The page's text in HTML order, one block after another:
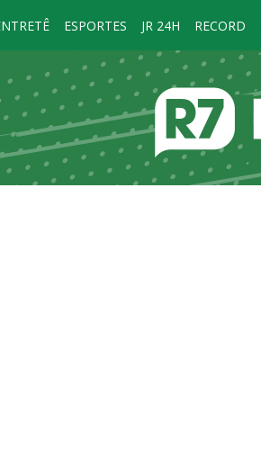
ESPORTES JR 24H RECORD